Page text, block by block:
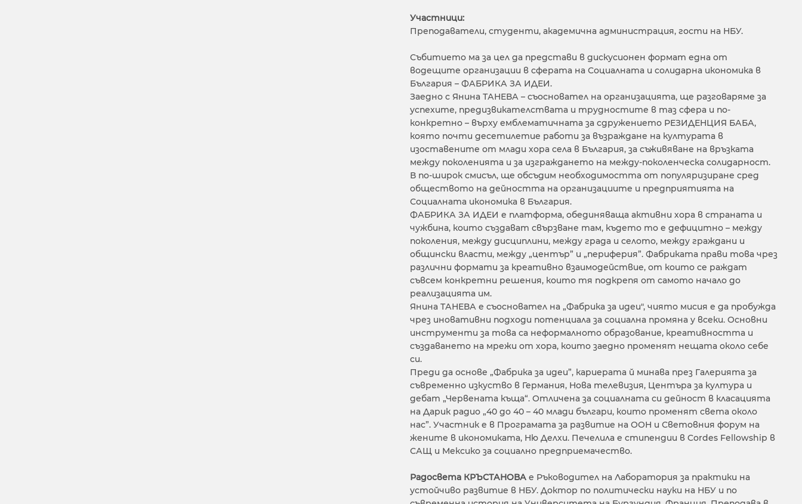
Участници:
Преподаватели, студенти, академична администрация, гости на НБУ.
Събитието ма за цел да представи в дискусионен формат една от
водещите организации в сферата на Социалната и солидарна икономика в
България – ФАБРИКА ЗА ИДЕИ.
Заедно с Янина ТАНЕВА – съосновател на организацията, ще разговаряме за
успехите, предизвикателствата и трудностите в таз сфера и по-
конкретно – върху емблематичната за сдружението РЕЗИДЕНЦИЯ БАБА,
която почти десетилетие работи за възраждане на културата в
изоставените от млади хора села в България, за съживяване на връзката
между поколенията и за изграждането на между-поколенческа солидарност.
В по-широк смисъл, ще обсъдим необходимостта от популяризиране сред
обществото на дейността на организациите и предприятията на
Социалната икономика в България.
ФАБРИКА ЗА ИДЕИ е платформа, обединяваща активни хора в страната и
чужбина, които създават свързване там, където то е дефицитно – между
поколения, между дисциплини, между града и селото, между граждани и
общински власти, между „център” и „периферия”. Фабриката прави това чрез
различни формати за креативно взаимодействие, от които се раждат
съвсем конкретни решения, които тя подкрепя от самото начало до
реализацията им.
Янина ТАНЕВА е съосновател на „Фабрика за идеи", чиято мисия е да пробужда
чрез иновативни подходи потенциала за социална промяна у всеки. Основни
инструменти за това са неформалното образование, креативността и
създаването на мрежи от хора, които заедно променят нещата около себе
си.
Преди да основе „Фабрика за идеи”, кариерата й минава през Галерията за
съвременно изкуство в Германия, Нова телевизия, Центъра за култура и
дебат „Червената къща“. Отличена за социалната си дейност в класацията
на Дарик радио „40 до 40 – 40 млади българи, които променят света около
нас”. Участник е в Програмата за развитие на ООН и Световния форум на
жените в икономиката, Ню Делхи. Печелила е стипендии в Cordes Fellowship в
САЩ и Мексико за социално предприемачество.
Радосвета КРЪСТАНОВА е Ръководител на Лаборатория за практики на
устойчиво развитие в НБУ. Доктор по политически науки на НБУ и по